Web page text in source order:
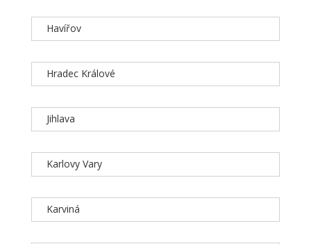
Havířov
Hradec Králové
Jihlava
Karlovy Vary
Karviná